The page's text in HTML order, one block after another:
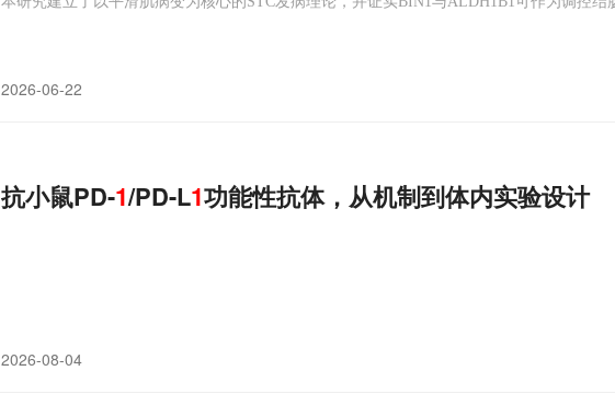
2026-06-22
抗小鼠PD-1/PD-L1功能性抗体，从机制到体内实验设计
2026-08-04